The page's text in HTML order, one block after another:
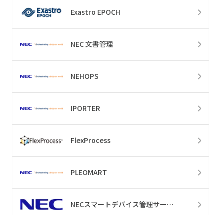
Exastro EPOCH
NEC 文書管理
NEHOPS
IPORTER
FlexProcess
PLEOMART
NECスマートデバイス管理サービス